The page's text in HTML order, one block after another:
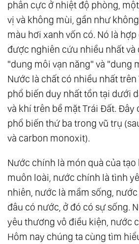
17. Thiên Đường Và Địa Ngục
18.Thượng Đế Và Quỷ Satan
19.Hành Trình Của Linh Hồn
20. Yêu Thương Vô Điều
Trong Minh Triết
21.Góc Nhìn Hooponopono
22.Có Trí Tuệ “Ta” Sẽ Cứu
23.Tiến Nhập Đại Kỷ Nguyên
24.Vượt Qua Nhị Nguyên,
Nguyên - Con Đường Trung
25. Tam Nguyên: Nguyên Lý
Máy Thiên Cơ
26.Tam Nguyên: Não Lượng
Nguồn Trí Tuệ
27.Tam Nguyên: Tim Lượng
phân cực ở nhiệt độ phòng,
vị và không mùi, gần như
màu hơi xanh vốn có. Nó là
được nghiên cứu nhiều nhất và
"dung môi vạn năng" và "dung
Nước là chất có nhiều nhất
phổ biến duy nhất tồn tại dưới
và khí trên bề mặt Trái Đất. Đây
phổ biến thứ ba trong vũ trụ
và carbon monoxit).
Nước chính là món quà của tạo
muôn loài, nước chính là tình
nhiên, nước là mầm sống,
đâu có nước, ở đó có sự sống.
yêu thương vô điều kiện, nước
Hôm nay chúng ta cùng tìm